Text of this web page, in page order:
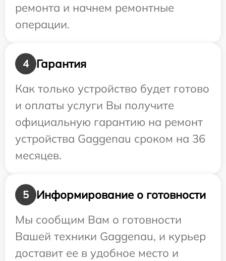
ремонта и начнем ремонтные
операции.
4
Гарантия
Как только устройство будет готово
и оплаты услуги Вы получите
официальную гарантию на ремонт
устройства Gaggenau сроком на 36
месяцев.
5
Информирование о готовности
Мы сообщим Вам о готовности
Вашей техники Gaggenau, и курьер
доставит ее в удобное место и